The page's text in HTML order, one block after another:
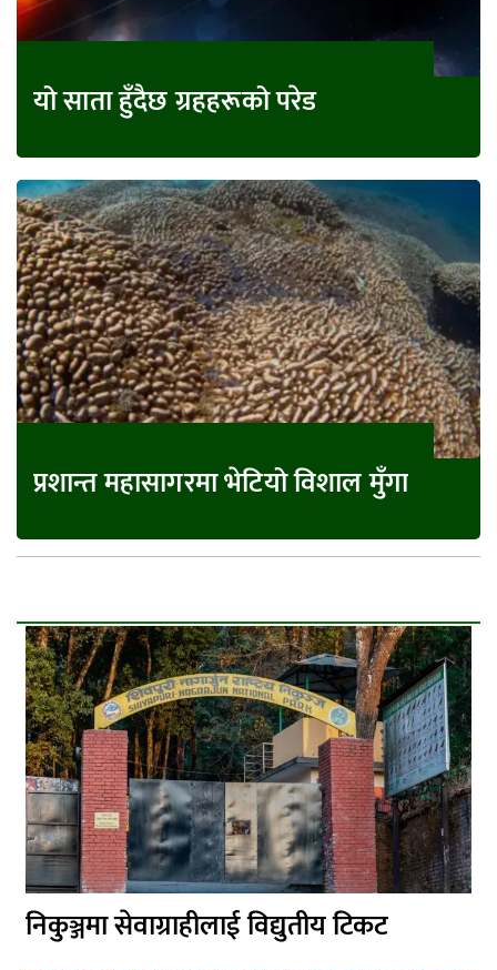
यो साता हुँदैछ ग्रहहरूको परेड
प्रशान्त महासागरमा भेटियो विशाल मुँगा
निकुञ्जमा सेवाग्राहीलाई विद्युतीय टिकट